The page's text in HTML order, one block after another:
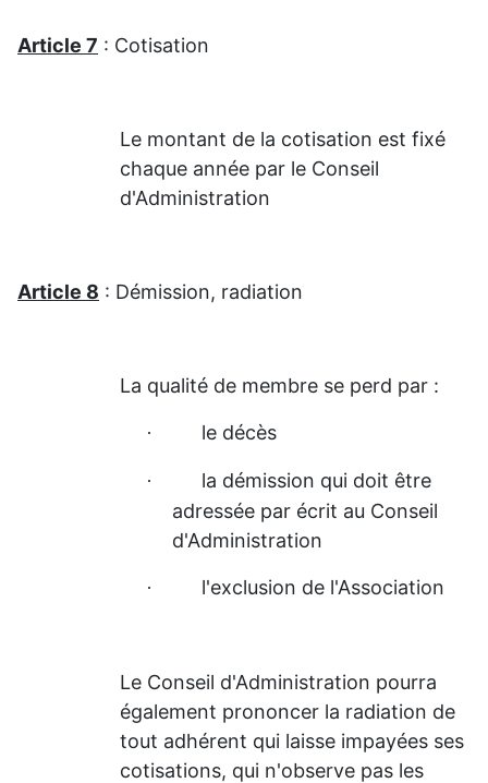
Article 7 : Cotisation
Le montant de la cotisation est fixé
chaque année par le Conseil
d'Administration
Article 8 : Démission, radiation
La qualité de membre se perd par :
· le décès
·
la démission qui doit être
adressée par écrit au Conseil
d'Administration
· l'exclusion de l'Association
Le Conseil d'Administration pourra
également prononcer la radiation de
tout adhérent qui laisse impayées ses
cotisations, qui n'observe pas les